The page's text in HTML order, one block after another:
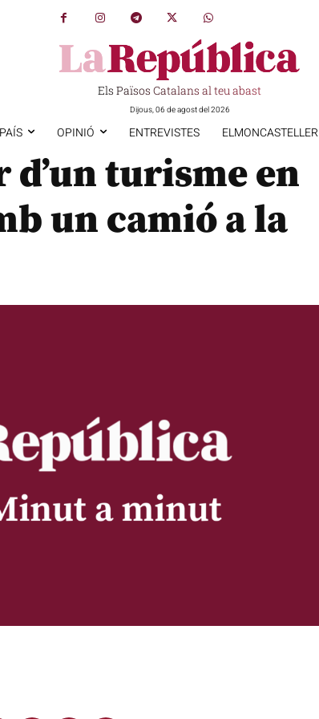
Els Països Catalans al teu abast
Dijous, 06 de agost del 2026
OPINIÓ ENTREVISTES ELMONCASTELLER
turisme en
un camió a la